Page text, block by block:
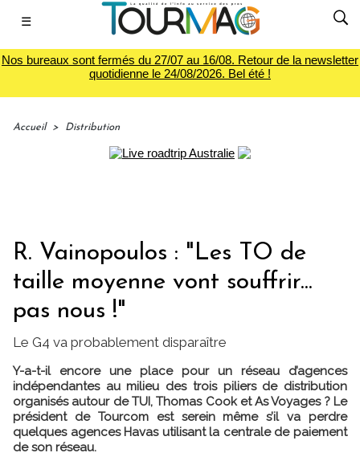
☰
Nos bureaux sont fermés du 27/07 au 16/08. Retour de la newsletter
quotidienne le 24/08/2026. Bel été !
Accueil > Distribution
R. Vainopoulos : "Les TO de
taille moyenne vont souffrir...
pas nous !"
Le G4 va probablement disparaître
Y-a-t-il encore une place pour un réseau d’agences
indépendantes au milieu des trois piliers de distribution
organisés autour de TUI, Thomas Cook et As Voyages ? Le
président de Tourcom est serein même s’il va perdre
quelques agences Havas utilisant la centrale de paiement
de son réseau.